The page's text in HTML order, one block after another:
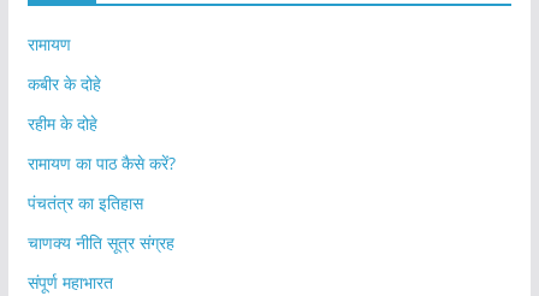
रामायण
कबीर के दोहे
रहीम के दोहे
रामायण का पाठ कैसे करें?
पंचतंत्र का इतिहास
चाणक्य नीति सूत्र संग्रह
संपूर्ण महाभारत